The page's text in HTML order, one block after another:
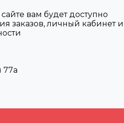
вам будет доступно
заказов, личный кабинет и
77а